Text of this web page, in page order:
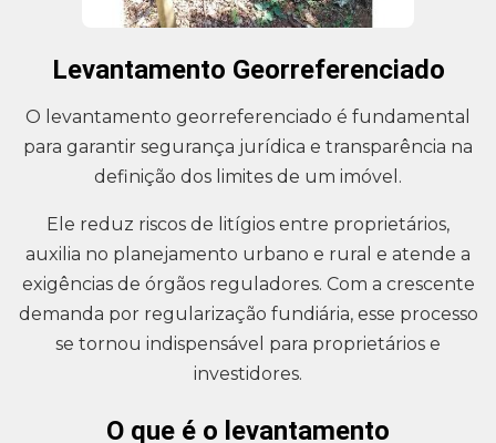
Levantamento Georreferenciado
O levantamento georreferenciado é fundamental
para garantir segurança jurídica e transparência na
definição dos limites de um imóvel.
Ele reduz riscos de litígios entre proprietários,
auxilia no planejamento urbano e rural e atende a
exigências de órgãos reguladores. Com a crescente
demanda por regularização fundiária, esse processo
se tornou indispensável para proprietários e
investidores.
O que é o levantamento